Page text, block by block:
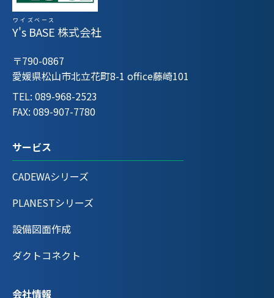
Y's BASE
ワイズベース
株式会社
〒790-0867
愛媛県松山市北立花町8-1 office藤崎101
TEL: 089-968-2523
FAX: 089-907-7780
サービス
CADEWAシリーズ
PLANESTシリーズ
設備図面作成
ダクトコネクト
会社情報